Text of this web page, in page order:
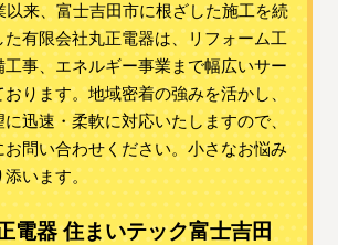
以来、富士吉田市に根ざした施工を続
有限会社丸正電器は、リフォーム工
事、エネルギー事業まで幅広いサー
ります。地域密着の強みを活かし、
に迅速・柔軟に対応いたしますので、
お問い合わせください。小さなお悩み
います。
電器 住まいテック富士吉田